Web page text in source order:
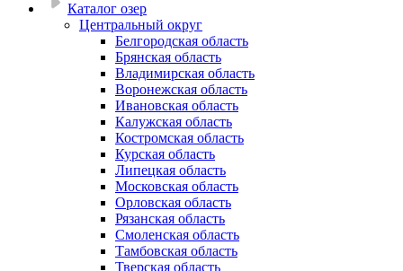
Каталог озер
Центральный округ
Белгородская область
Брянская область
Владимирская область
Воронежская область
Ивановская область
Калужская область
Костромская область
Курская область
Липецкая область
Московская область
Орловская область
Рязанская область
Смоленская область
Тамбовская область
Тверская область